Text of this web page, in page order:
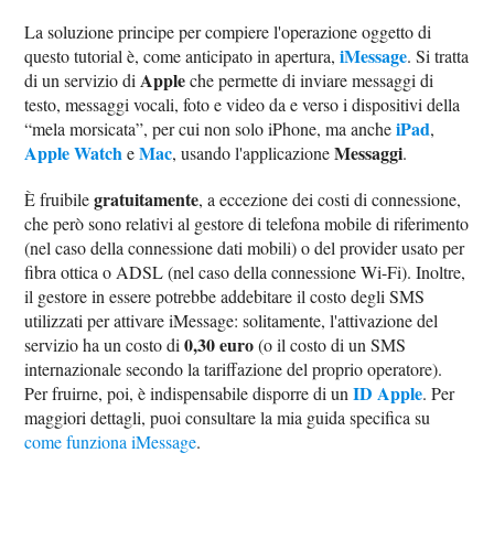
La soluzione principe per compiere l'operazione oggetto di
questo tutorial è, come anticipato in apertura,iMessage. Si tratta
di un servizio di Appleche permette di inviare messaggi di
testo, messaggi vocali, foto e video da e verso i dispositivi della
“mela morsicata”, per cui non solo iPhone, ma ancheiPad,
Apple WatcheMac, usando l'applicazioneMessaggi.
È fruibilegratuitamente, a eccezione dei costi di connessione,
che però sono relativi al gestore di telefona mobile di riferimento
(nel caso della connessione dati mobili) o del provider usato per
fibra ottica o ADSL (nel caso della connessione Wi-Fi). Inoltre,
il gestore in essere potrebbe addebitare il costo degli SMS
utilizzati per attivare iMessage: solitamente, l'attivazione del
servizio ha un costo di0,30 euro(o il costo di un SMS
internazionale secondo la tariffazione del proprio operatore).
Per fruirne, poi, è indispensabile disporre di unID Apple. Per
maggiori dettagli, puoi consultare la mia guida specifica su
come funziona iMessage.